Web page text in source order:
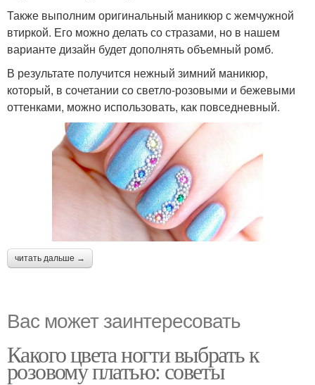
Также выполним оригинальный маникюр с жемчужной
втиркой. Его можно делать со стразами, но в нашем
варианте дизайн будет дополнять объемный ромб.
В результате получится нежный зимний маникюр,
который, в сочетании со светло-розовыми и бежевыми
оттенками, можно использовать, как повседневный.
читать дальше →
Вас может заинтересовать
Какого цвета ногти выбрать к
розовому платью: советы